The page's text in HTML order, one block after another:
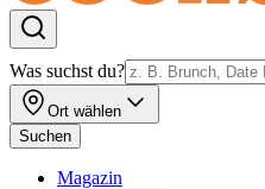
Was suchst du?
Ort wählen
Suchen
Magazin